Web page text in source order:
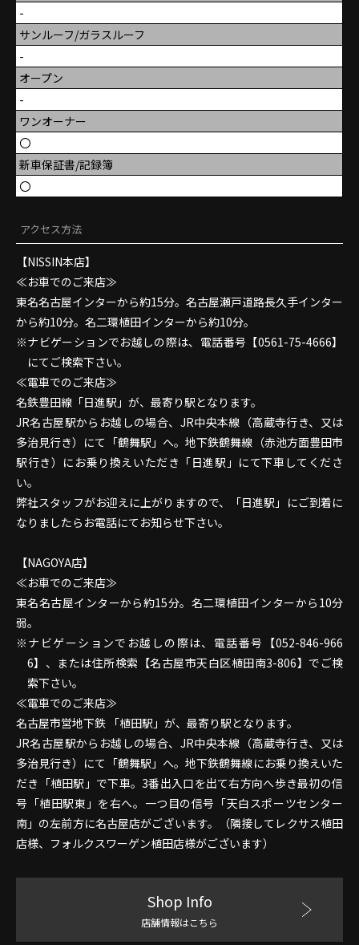
-
サンルーフ/ガラスルーフ
-
オープン
-
ワンオーナー
〇
新車保証書/記録簿
〇
アクセス方法
【NISSIN本店】
≪お車でのご来店≫
東名名古屋インターから約15分。名古屋瀬戸道路長久手インター
から約10分。名二環植田インターから約10分。
ナビゲーションでお越しの際は、電話番号【0561-75-4666】
にてご検索下さい。
≪電車でのご来店≫
名鉄豊田線「日進駅」が、最寄り駅となります。
JR名古屋駅からお越しの場合、JR中央本線（高蔵寺行き、又は
多治見行き）にて「鶴舞駅」へ。地下鉄鶴舞線（赤池方面豊田市
駅行き）にお乗り換えいただき「日進駅」にて下車してくださ
い。
弊社スタッフがお迎えに上がりますので、「日進駅」にご到着に
なりましたらお電話にてお知らせ下さい。
【NAGOYA店】
≪お車でのご来店≫
東名名古屋インターから約15分。名二環植田インターから10分
弱。
ナビゲーションでお越しの際は、電話番号【052-846-966
6】、または住所検索【名古屋市天白区植田南3-806】でご検
索下さい。
≪電車でのご来店≫
名古屋市営地下鉄 「植田駅」が、最寄り駅となります。
JR名古屋駅からお越しの場合、JR中央本線（高蔵寺行き、又は
多治見行き）にて「鶴舞駅」へ。地下鉄鶴舞線にお乗り換えいた
だき「植田駅」で下車。3番出入口を出て右方向へ歩き最初の信
号「植田駅東」を右へ。一つ目の信号「天白スポーツセンター
南」の左前方に名古屋店がございます。（隣接してレクサス植田
店様、フォルクスワーゲン植田店様がございます）
Shop Info
店舗情報はこちら